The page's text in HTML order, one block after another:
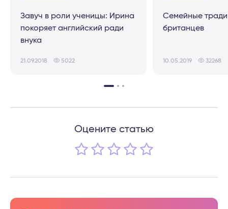
Завуч в роли ученицы: Ирина
покоряет английский ради
внука
21.09.2018 5022
Семейные
британцев
10.05.2019 32268
Оцените статью